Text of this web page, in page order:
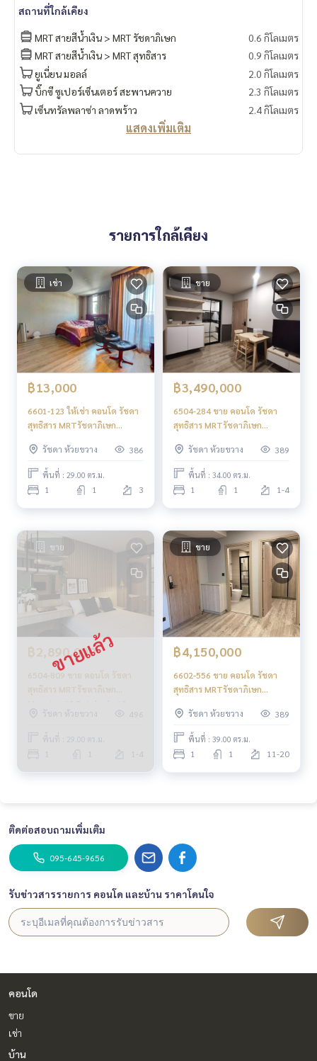
สถานที่ใกล้เคียง
MRT สายสีน้ำเงิน > MRT รัชดาภิเษก
0.6 กิโลเมตร
MRT สายสีน้ำเงิน > MRT สุทธิสาร
0.9 กิโลเมตร
ยูเนี่ยน มอลล์
2.0 กิโลเมตร
บิ๊กซี ซูเปอร์เซ็นเตอร์ สะพานควาย
2.3 กิโลเมตร
เซ็นทรัลพลาซ่า ลาดพร้าว
2.4 กิโลเมตร
แสดงเพิ่มเติม
รายการใกล้เคียง
เช่า
฿13,000
6601-123 ให้เช่า คอนโด รัชดา
สุทธิสาร MRTรัชดาภิเษก
Vipha Studio
รัชดา ห้วยขวาง 386
พื้นที่ : 29.00 ตร.ม.
1 1 3
ขาย
฿3,490,000
6504-284 ขาย คอนโด รัชดา
สุทธิสาร MRTรัชดาภิเษก
Vipha 1นอน เลี้ยงสัตว์ได้
รัชดา ห้วยขวาง 389
พื้นที่ : 34.00 ตร.ม.
1 1 1-4
ขาย
฿2,890,000
6504-809 ขาย คอนโด รัชดา
สุทธิสาร MRTรัชดาภิเษก
Maestro 19 Ratchada 19 –
Vipha 1นอน
รัชดา ห้วยขวาง 496
พื้นที่ : 29.00 ตร.ม.
1-4
ขาย
฿4,150,000
6602-556 ขาย คอนโด รัชดา
สุทธิสาร MRTรัชดาภิเษก
Vipha 1นอน เลี้ยงสัตว์ได้
รัชดา ห้วยขวาง 389
พื้นที่ : 39.00 ตร.ม.
1 1 11-20
ติดต่อสอบถามเพิ่มเติม
095-645-9656
รับข่าวสารรายการ คอนโด และบ้าน ราคาโดนใจ
คอนโด
ขาย
เช่า
บ้าน